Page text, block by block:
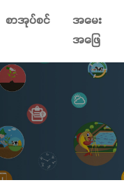
စာအုပ်စင်
အမေး
အဖြေ